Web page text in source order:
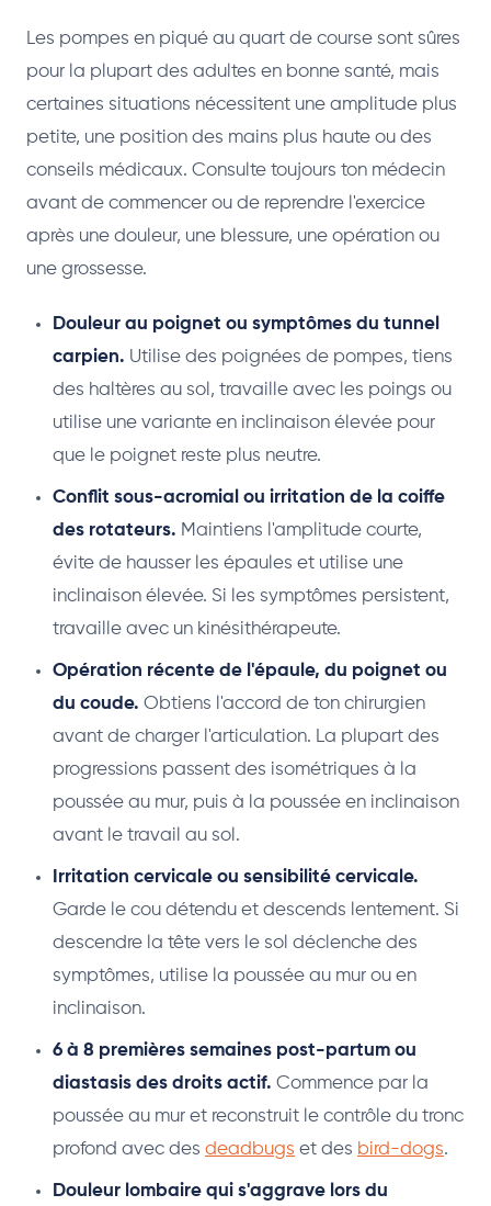
Les pompes en piqué au quart de course sont sûres
pour la plupart des adultes en bonne santé, mais
certaines situations nécessitent une amplitude plus
petite, une position des mains plus haute ou des
conseils médicaux. Consulte toujours ton médecin
avant de commencer ou de reprendre l'exercice
après une douleur, une blessure, une opération ou
une grossesse.
Douleur au poignet ou symptômes du tunnel
carpien. Utilise des poignées de pompes, tiens
des haltères au sol, travaille avec les poings ou
utilise une variante en inclinaison élevée pour
que le poignet reste plus neutre.
Conflit sous-acromial ou irritation de la coiffe
des rotateurs. Maintiens l'amplitude courte,
évite de hausser les épaules et utilise une
inclinaison élevée. Si les symptômes persistent,
travaille avec un kinésithérapeute.
Opération récente de l'épaule, du poignet ou
du coude. Obtiens l'accord de ton chirurgien
avant de charger l'articulation. La plupart des
progressions passent des isométriques à la
poussée au mur, puis à la poussée en inclinaison
avant le travail au sol.
Irritation cervicale ou sensibilité cervicale.
Garde le cou détendu et descends lentement. Si
descendre la tête vers le sol déclenche des
symptômes, utilise la poussée au mur ou en
inclinaison.
6 à 8 premières semaines post-partum ou
diastasis des droits actif. Commence par la
poussée au mur et reconstruit le contrôle du tronc
profond avec des deadbugs et des bird-dogs.
Douleur lombaire qui s'aggrave lors du